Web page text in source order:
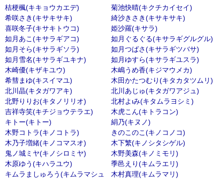
桔梗楓(キキョウカエデ)
菊池快晴(キクチカイセイ)
希咲さき(キサキサキ)
綺沙きさき(キサキサキ)
喜咲冬子(キサキトウコ)
姫沙羅(キサラ)
如月あこ(キサラギアコ)
如月ぐるぐる(キサラギグルグル)
如月そら(キサラギソラ)
如月つばさ(キサラギツバサ)
如月雪名(キサラギユキナ)
如月ゆすら(キサラギユスラ)
木崎優(キザキユウ)
木嶋うめ香(キジマウメカ)
希彗まゆ(キスイマユ)
木田かたつむり(キタカタツムリ)
北川晶(キタガワアキ)
北川あじゅ(キタガワアジュ)
北野りりお(キタノリリオ)
北村よιみ(キタムラヨシミ)
吉祥寺笑(キチジョウテラエ)
木虎こん(キトラコン)
キトー(キトー)
絹乃(キヌノ)
木野コトラ(キノコトラ)
きのこのこ(キノコノコ)
木乃子増緒(キノコマスオ)
木下繁(キノシタシゲル)
鬼ノ城ミヤ(キノシロミヤ)
木野美森(キノミモリ)
木原ゆう(キハラユウ)
季邑えり(キムラエリ)
キムラましゅろう(キムラマシュ
木村真理(キムラマリ)